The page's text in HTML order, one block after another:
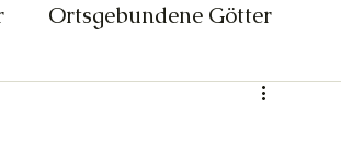
Ortsgebundene Götter